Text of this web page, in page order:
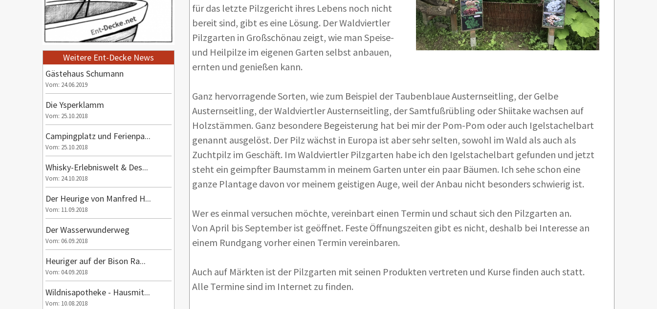
Weitere Ent-Decke News
Gästehaus Schumann
Vom: 24.06.2019
Die Ysperklamm
Vom: 25.10.2018
Campingplatz und Ferienpa...
Vom: 25.10.2018
Whisky-Erlebniswelt & Des...
Vom: 24.10.2018
Der Heurige von Manfred H...
Vom: 11.09.2018
Der Wasserwunderweg
Vom: 06.09.2018
Heuriger auf der Bison Ra...
Vom: 04.09.2018
Wildnisapotheke - Hausmit...
Vom: 10.08.2018
für das letzte Pilzgericht ihres Lebens noch nicht
bereit sind, gibt es eine Lösung. Der Waldviertler
Pilzgarten in Großschönau zeigt, wie man Speise-
und Heilpilze im eigenen Garten selbst anbauen,
ernten und genießen kann.
Ganz hervorragende Sorten, wie zum Beispiel der Taubenblaue Austernseitling, der Gelbe
Austernseitling, der Waldviertler Austernseitling, der Samtfußrübling oder Shiitake wachsen auf
Holzstämmen. Ganz besondere Begeisterung hat bei mir der Pom-Pom oder auch Igelstachelbart
genannt ausgelöst. Der Pilz wächst in Europa ist aber sehr selten, sowohl im Wald als auch als
Zuchtpilz im Geschäft. Im Waldviertler Pilzgarten habe ich den Igelstachelbart gefunden und jetzt
steht ein geimpfter Baumstamm in meinem Garten unter ein paar Bäumen. Ich sehe schon eine
ganze Plantage davon vor meinem geistigen Auge, weil der Anbau nicht besonders schwierig ist.
Wer es einmal versuchen möchte, vereinbart einen Termin und schaut sich den Pilzgarten an.
Von April bis September ist geöffnet. Feste Öffnungszeiten gibt es nicht, deshalb bei Interesse an
einem Rundgang vorher einen Termin vereinbaren.
Auch auf Märkten ist der Pilzgarten mit seinen Produkten vertreten und Kurse finden auch statt.
Alle Termine sind im Internet zu finden.